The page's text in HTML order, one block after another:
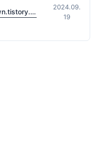
2022 초·중등학교 교육과정 및 특수교육 교육과정 일부개정 고시 (2024-0816) 출처: https://edutown.tistory.com/1594 [초등교육마을2:티스토리]
2024.09.
19